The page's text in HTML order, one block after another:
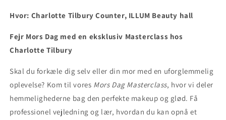
Hvor: Charlotte Tilbury Counter, ILLUM Beauty hall
Fejr Mors Dag med en eksklusiv Masterclass hos
Charlotte Tilbury
Skal du forkæle dig selv eller din mor med en uforglemmelig
oplevelse? Kom til vores Mors Dag Masterclass, hvor vi deler
hemmelighederne bag den perfekte makeup og glød. Få
professionel vejledning og lær, hvordan du kan opnå et